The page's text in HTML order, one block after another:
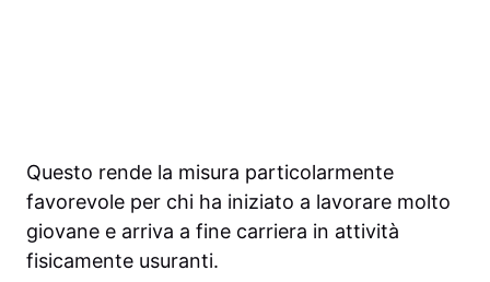
Questo rende la misura particolarmente
favorevole per chi ha iniziato a lavorare molto
giovane e arriva a fine carriera in attività
fisicamente usuranti.